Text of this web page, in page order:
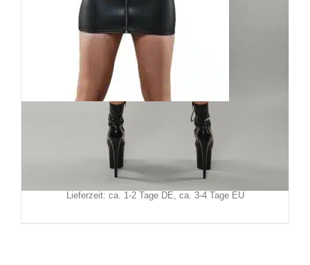
Demoniq Kleid Rafaela
Inkl. MwSt.
zzgl.
Versand
Lieferzeit: ca. 1-2 Tage DE, ca. 3-4 Tage EU